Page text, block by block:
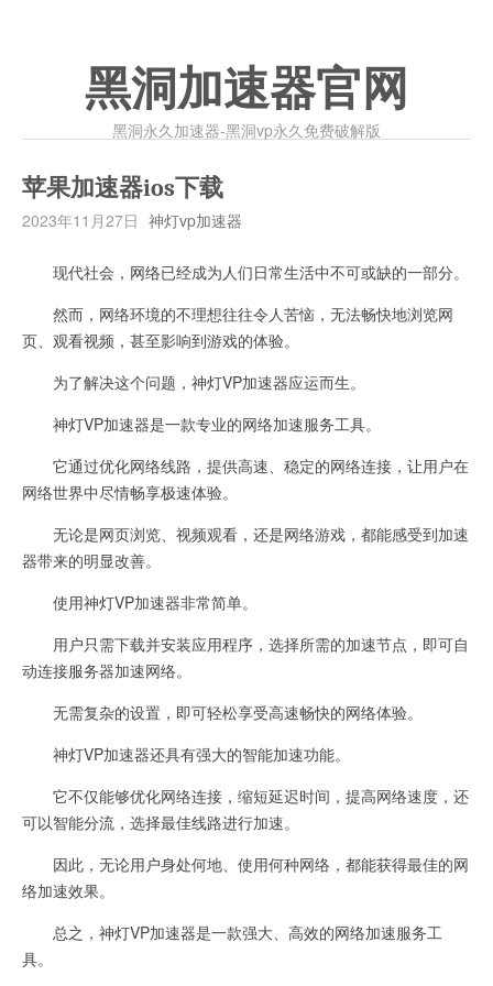
黑洞加速器官网
黑洞永久加速器-黑洞vp永久免费破解版
苹果加速器ios下载
2023年11月27日 神灯vp加速器
现代社会，网络已经成为人们日常生活中不可或缺的一部分。
然而，网络环境的不理想往往令人苦恼，无法畅快地浏览网
页、观看视频，甚至影响到游戏的体验。
为了解决这个问题，神灯VP加速器应运而生。
神灯VP加速器是一款专业的网络加速服务工具。
它通过优化网络线路，提供高速、稳定的网络连接，让用户在
网络世界中尽情畅享极速体验。
无论是网页浏览、视频观看，还是网络游戏，都能感受到加速
器带来的明显改善。
使用神灯VP加速器非常简单。
用户只需下载并安装应用程序，选择所需的加速节点，即可自
动连接服务器加速网络。
无需复杂的设置，即可轻松享受高速畅快的网络体验。
神灯VP加速器还具有强大的智能加速功能。
它不仅能够优化网络连接，缩短延迟时间，提高网络速度，还
可以智能分流，选择最佳线路进行加速。
因此，无论用户身处何地、使用何种网络，都能获得最佳的网
络加速效果。
总之，神灯VP加速器是一款强大、高效的网络加速服务工
具。